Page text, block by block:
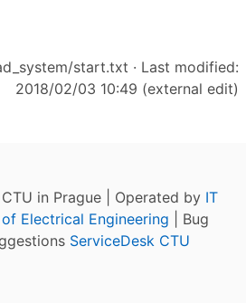
start.txt · Last modified:
2018/02/03 10:49 (external edit)
in Prague | Operated by IT
Electrical Engineering | Bug
ServiceDesk CTU